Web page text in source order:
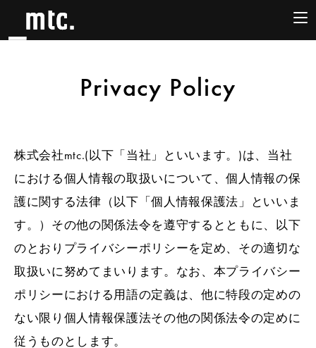
Privacy Policy
株式会社mtc.(以下「当社」といいます。)は、当社
における個人情報の取扱いについて、個人情報の保
護に関する法律（以下「個人情報保護法」といいま
す。）その他の関係法令を遵守するとともに、以下
のとおりプライバシーポリシーを定め、その適切な
取扱いに努めてまいります。なお、本プライバシー
ポリシーにおける用語の定義は、他に特段の定めの
ない限り個人情報保護法その他の関係法令の定めに
従うものとします。